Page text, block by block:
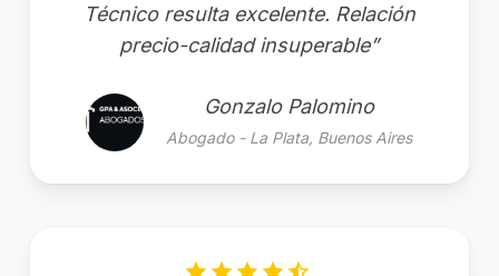
Técnico resulta excelente. Relación
precio-calidad insuperable”
Gonzalo Palomino
Abogado - La Plata, Buenos Aires